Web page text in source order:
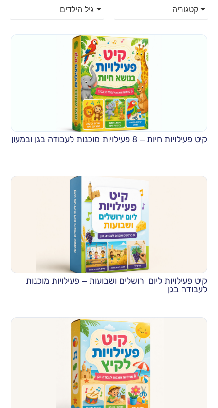
קטגוריה גיל הילדים
קיט פעילויות חיות – 8 פעילויות מוכנות לעבודה בגן ובמעון
קיט פעילויות ליום ירושלים ושבועות – פעילויות מוכנות
לעבודה בגן